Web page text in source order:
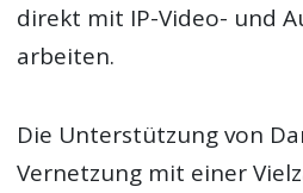
direkt mit IP-Video- und
arbeiten.
Die Unterstützung von
Vernetzung mit einer